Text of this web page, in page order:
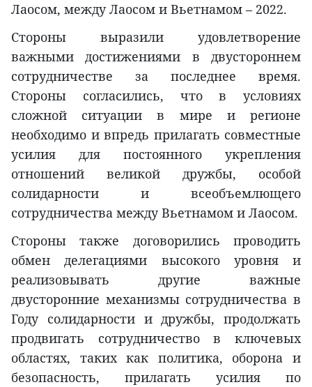
Лаосом, между Лаосом и Вьетнамом – 2022.
Стороны выразили удовлетворение
важными достижениями в двустороннем
сотрудничестве за последнее время.
Стороны согласились, что в условиях
сложной ситуации в мире и регионе
необходимо и впредь прилагать совместные
усилия для постоянного укрепления
отношений великой дружбы, особой
солидарности и всеобъемлющего
сотрудничества между Вьетнамом и Лаосом.
Стороны также договорились проводить
обмен делегациями высокого уровня и
реализовывать другие важные
двусторонние механизмы сотрудничества в
Году солидарности и дружбы, продолжать
продвигать сотрудничество в ключевых
областях, таких как политика, оборона и
безопасность, прилагать усилия по